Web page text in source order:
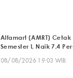
Alfamart (AMRT) Cetak
Semester I, Naik 7,4
08/08/2026 19:03 WIB